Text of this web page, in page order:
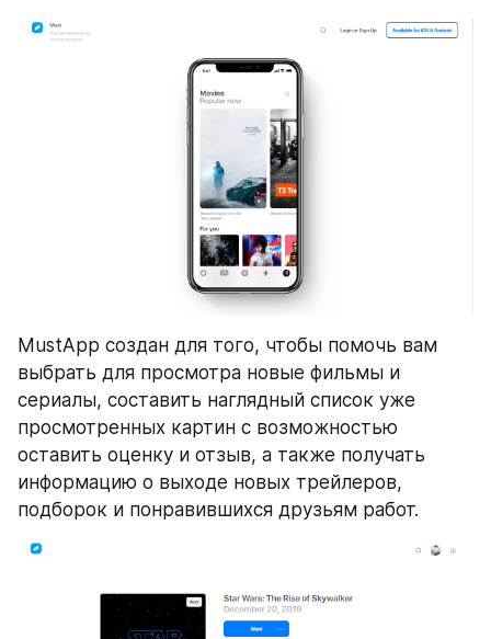
MustApp создан для того, чтобы помочь вам
выбрать для просмотра новые фильмы и
сериалы, составить наглядный список уже
просмотренных картин с возможностью
оставить оценку и отзыв, а также получать
информацию о выходе новых трейлеров,
подборок и понравившихся друзьям работ.